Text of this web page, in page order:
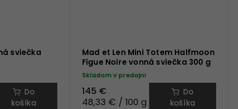
sviečka
Do
košíka
Mad et Len Mini Totem Halfmoon
Figue Noire vonná sviečka 300 g
Skladom v predajni
145 €
48,33 € / 100 g
Do
košíka